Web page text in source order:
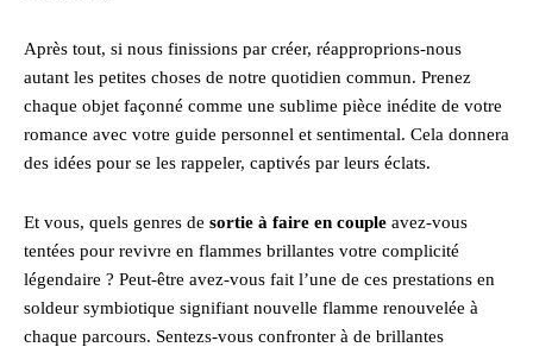
Après tout, si nous finissions par créer, réapproprions-nous
autant les petites choses de notre quotidien commun. Prenez
chaque objet façonné comme une sublime pièce inédite de votre
romance avec votre guide personnel et sentimental. Cela donnera
des idées pour se les rappeler, captivés par leurs éclats.
Et vous, quels genres de sortie à faire en couple avez-vous
tentées pour revivre en flammes brillantes votre complicité
légendaire ? Peut-être avez-vous fait l’une de ces prestations en
soldeur symbiotique signifiant nouvelle flamme renouvelée à
chaque parcours. Sentezs-vous confronter à de brillantes